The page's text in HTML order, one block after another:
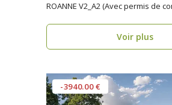
ROANNE V2_A2 (Avec permis de
Voir plus
-3940.00 €